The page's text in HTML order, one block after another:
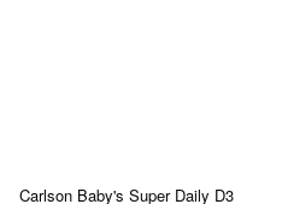
Carlson Baby's Super Daily D3